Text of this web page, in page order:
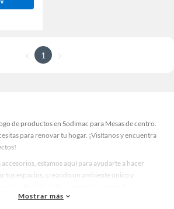
1
de productos en Sodimac para Mesas de centro.
para renovar tu hogar. ¡Visítanos y encuentra
estamos aquí para ayudarte a hacer
tus espacios, creando un ambiente único y
ayudarán a crear un espacio más tú.
Mostrar más